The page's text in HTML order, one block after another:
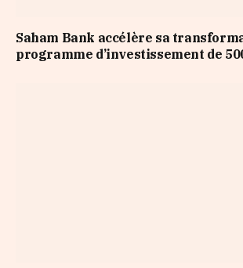
Saham Bank accélère sa
programme d’investissement de